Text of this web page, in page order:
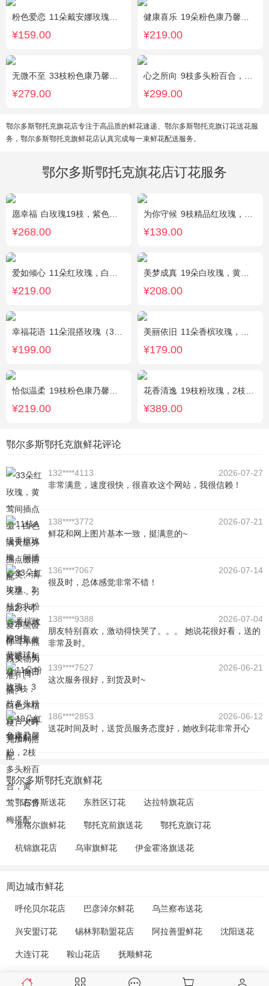
粉色爱恋 11朵戴安娜玫瑰，满天星、绿叶搭配
¥159.00
健康喜乐 19朵粉色康乃馨，满天星、绿叶搭配
¥219.00
无微不至 33枝粉色康乃馨，石竹梅围绕
¥279.00
心之所向 9枝多头粉百合，桔梗，尤加利搭配
¥299.00
鄂尔多斯鄂托克旗花店专注于高品质的鲜花速递、鄂尔多斯鄂托克旗订花送花服
务，鄂尔多斯鄂托克旗鲜花店认真完成每一束鲜花配送服务。
鄂尔多斯鄂托克旗花店订花服务
愿幸福 白玫瑰19枝，紫色勿忘我围绕。
¥268.00
为你守候 9枝精品红玫瑰，满天星、黄莺点缀，加可爱小熊1只。(小熊以实物为准)
¥139.00
爱如倾心 11朵红玫瑰，白色满天星间插，一条灯带，一对小熊、黄莺或尤加利叶搭配
¥219.00
美梦成真 19朵白玫瑰，黄莺绿叶边围
¥208.00
幸福花语 11朵混搭玫瑰（3支红玫瑰、3支粉玫瑰、3支白玫瑰、2支香槟玫瑰），搭配适量黄莺、栀子叶，随机赠送1只可爱小熊。
¥199.00
美丽依旧 11朵香槟玫瑰，搭配石竹梅间插。
¥179.00
恰似温柔 19枝粉色康乃馨，搭配适量情人草、尤加利叶
¥219.00
花香清逸 19枝粉玫瑰，2枝粉色乒乓菊，1枝粉色绣球，银叶菊，粉色满天星，绿叶搭配
¥389.00
鄂尔多斯鄂托克旗鲜花评论
132****4113
2026-07-27
非常满意，速度很快，很喜欢这个网站，我很信赖！
138****3772
2026-07-21
鲜花和网上图片基本一致，挺满意的~
136****7067
2026-07-14
很及时，总体感觉非常不错！
138****9388
2026-07-04
朋友特别喜欢，激动得快哭了。。。 她说花很好看，送的
非常及时。
139****7527
2026-06-21
这次服务很好，到货及时~
186****2853
2026-06-12
送花时间及时，送货员服务态度好，她收到花非常开心
鄂尔多斯鄂托克旗鲜花
鄂尔多斯送花 东胜区订花 达拉特旗花店
准格尔旗鲜花 鄂托克前旗送花 鄂托克旗订花
杭锦旗花店 乌审旗鲜花 伊金霍洛旗送花
周边城市鲜花
呼伦贝尔花店 巴彦淖尔鲜花 乌兰察布送花
兴安盟订花 锡林郭勒盟花店 阿拉善盟鲜花 沈阳送花
大连订花 鞍山花店 抚顺鲜花